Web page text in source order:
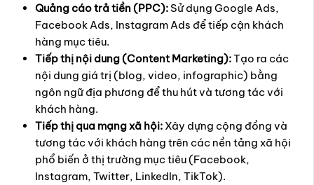
Quảng cáo trả tiền (PPC): Sử dụng Google Ads,
Facebook Ads, Instagram Ads để tiếp cận khách
hàng mục tiêu.
Tiếp thị nội dung (Content Marketing):Tạo ra các
nội dung giá trị (blog, video, infographic) bằng
ngôn ngữ địa phương để thu hút và tương tác với
khách hàng.
Tiếp thị qua mạng xã hội: Xây dựng cộng đồng và
tương tác với khách hàng trên các nền tảng xã hội
phổ biến ở thị trường mục tiêu (Facebook,
Instagram, Twitter, LinkedIn, TikTok).